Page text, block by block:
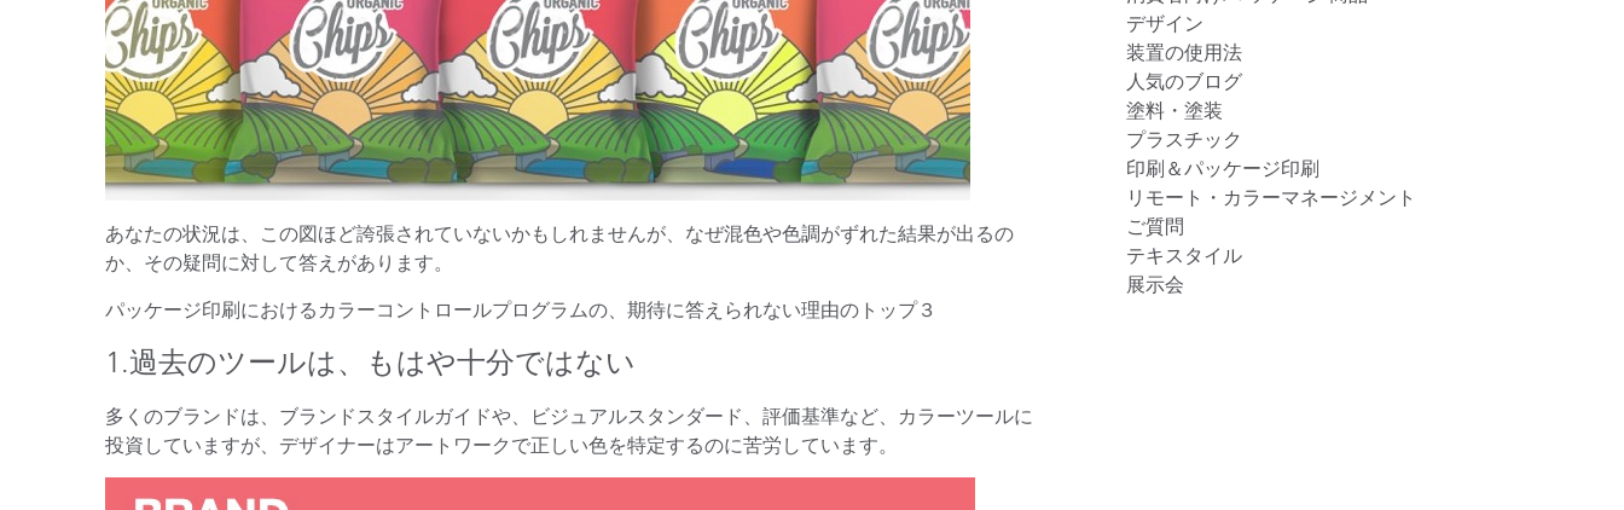
あなたの状況は、この図ほど誇張されていないかもしれませんが、なぜ混色や色調がずれた結果が出るの
か、その疑問に対して答えがあります。
パッケージ印刷におけるカラーコントロールプログラムの、期待に答えられない理由のトップ３
1.過去のツールは、もはや十分ではない
多くのブランドは、ブランドスタイルガイドや、ビジュアルスタンダード、評価基準など、カラーツールに
投資していますが、デザイナーはアートワークで正しい色を特定するのに苦労しています。
デザイン
装置の使用法
人気のブログ
塗料・塗装
プラスチック
印刷＆パッケージ印刷
リモート・カラーマネージメント
ご質問
テキスタイル
展示会